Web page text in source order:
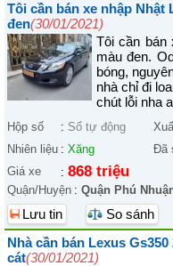
Tôi cần bán xe nhập Nhật
đen(30/01/2021)
Tôi cần bán
màu đen.
bóng,
nhà chỉ đi
chút lỗi nha
Hộp số : Số tự động
Nhiên liệu : Xăng Đã
Giá xe
: 868 triệu
Quận/Huyện : Quận Phú
Lưu tin
So sánh
Nhà cần bán Lexus
cát(30/01/2021)